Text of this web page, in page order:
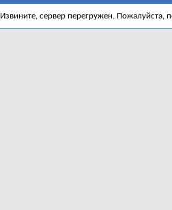
Извините, сервер перегружен. Пожалуйста,